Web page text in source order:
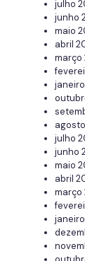
julho
junho
maio
abril
março
julho
junho
maio
abril
março